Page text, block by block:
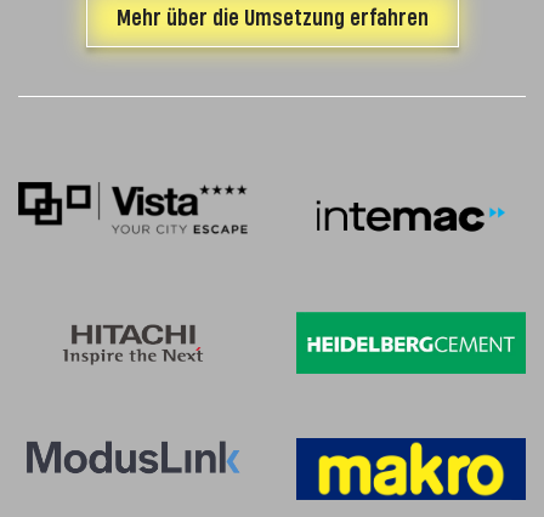
Mehr über die Umsetzung erfahren